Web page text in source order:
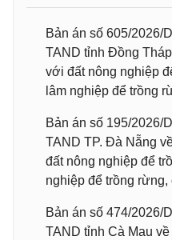
Bản án số 605/2026/
TAND tỉnh Đồng
với đất nông nghiệp
lâm nghiệp để trồng
Bản án số 195/2026/
TAND TP. Đà Nẵng
đất nông nghiệp để
nghiệp để trồng rừng,
Bản án số 474/2026/
TAND tỉnh Cà Mau